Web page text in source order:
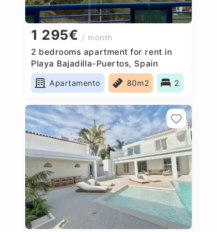
1 295€ / month
2 bedrooms apartment for rent in
Playa Bajadilla-Puertos, Spain
Apartamento
80m2 2